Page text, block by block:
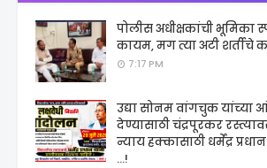
पोलीस अधीक्षकांची भूमिका
कायम, मग त्या अटी शर्तीचे
7:17 PM
उद्या सोनम वांगचुक यांच्या
देण्यासाठी चंद्रपूरकर रस्त्यावर
न्याय हक्कासाठी धर्मेंद्र
...!